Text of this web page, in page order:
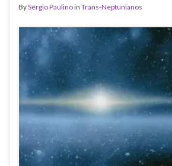
BySérgio Paulinoin Trans-Neptunianos